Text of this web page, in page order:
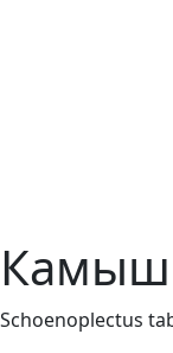
Камыш
Schoenoplectus